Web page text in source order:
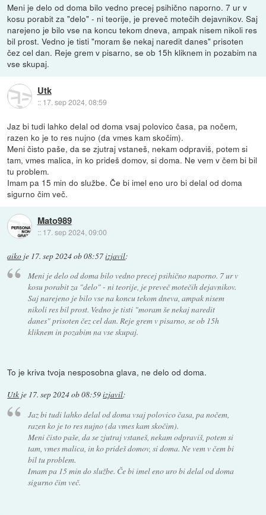
Meni je delo od doma bilo vedno precej psihično naporno. 7 ur v
kosu porabit za "delo" - ni teorije, je preveč motečih dejavnikov. Saj
narejeno je bilo vse na koncu tekom dneva, ampak nisem nikoli res
bil prost. Vedno je tisti "moram še nekaj naredit danes" prisoten
čez cel dan. Reje grem v pisarno, se ob 15h kliknem in pozabim na
vse skupaj.
Utk
:: 17. sep 2024, 08:59
Jaz bi tudi lahko delal od doma vsaj polovico časa, pa nočem,
razen ko je to res nujno (da vmes kam skočim).
Meni čisto paše, da se zjutraj vstaneš, nekam odpraviš, potem si
tam, vmes malica, in ko prideš domov, si doma. Ne vem v čem bi bil
tu problem.
Imam pa 15 min do službe. Če bi imel eno uro bi delal od doma
sigurno čim več.
Mato989
:: 17. sep 2024, 09:00
aiko je 17. sep 2024 ob 08:57izjavil:
Meni je delo od doma bilo vedno precej psihično naporno. 7 ur v
kosu porabit za "delo" - ni teorije, je preveč motečih dejavnikov.
Saj narejeno je bilo vse na koncu tekom dneva, ampak nisem
nikoli res bil prost. Vedno je tisti "moram še nekaj naredit
danes" prisoten čez cel dan. Reje grem v pisarno, se ob 15h
kliknem in pozabim na vse skupaj.
To je kriva tvoja nesposobna glava, ne delo od doma.
Utk je 17. sep 2024 ob 08:59izjavil:
Jaz bi tudi lahko delal od doma vsaj polovico časa, pa nočem,
razen ko je to res nujno (da vmes kam skočim).
Meni čisto paše, da se zjutraj vstaneš, nekam odpraviš, potem si
tam, vmes malica, in ko prideš domov, si doma. Ne vem v čem bi
bil tu problem.
Imam pa 15 min do službe. Če bi imel eno uro bi delal od doma
sigurno čim več.